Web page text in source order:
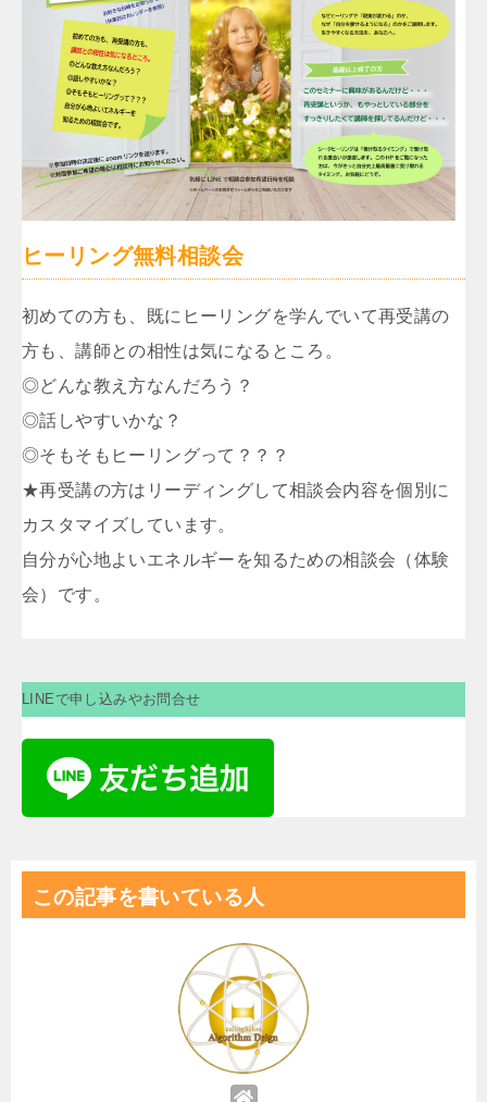
ヒーリング無料相談会
初めての方も、既にヒーリングを学んでいて再受講の
方も、講師との相性は気になるところ。
◎どんな教え方なんだろう？
◎話しやすいかな？
◎そもそもヒーリングって？？？
★再受講の方はリーディングして相談会内容を個別に
カスタマイズしています。
自分が心地よいエネルギーを知るための相談会（体験
会）です。
LINEで申し込みやお問合せ
この記事を書いている人